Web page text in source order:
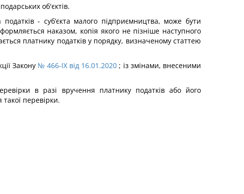
об'єктів.
- суб’єкта малого підприємництва, може бути
наказом, копія якого не пізніше наступного
платнику податків у порядку, визначеному статтею
Закону № 466-IX від 16.01.2020 ; із змінами, внесеними
в разі вручення платнику податків або його
перевірки.